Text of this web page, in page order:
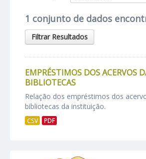
1 conjunto de dados
Filtrar Resultados
EMPRÉSTIMOS DOS ACERVOS
BIBLIOTECAS
Relação dos empréstimos dos
bibliotecas da instituição.
CSV PDF